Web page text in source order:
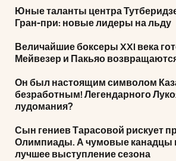
Юные таланты центра
Гран-при: новые лидеры на льду
Величайшие боксеры XXI века
Мейвезер и Пакьяо
Он был настоящим символом
безработным! Легендарного
лудомания?
Сын гениев Тарасовой рискует
Олимпиады. А чумовые канадцы
лучшее выступление сезона